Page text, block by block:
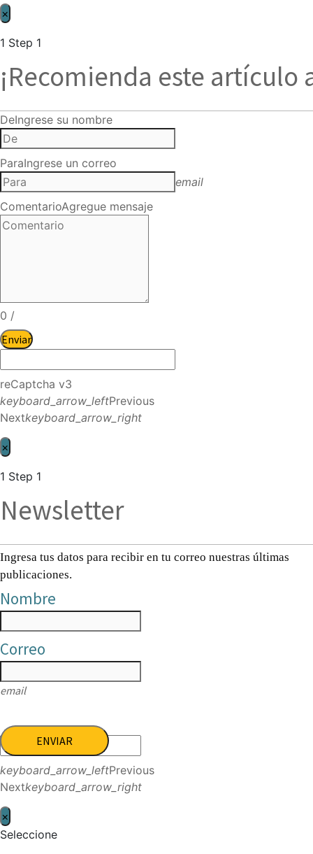
×
1 Step 1
¡Recomienda este artículo
DeIngrese su nombre
ParaIngrese un correo
email
ComentarioAgregue mensaje
0 /
Enviar
reCaptcha v3
keyboard_arrow_leftPrevious
Nextkeyboard_arrow_right
×
1 Step 1
Newsletter
Ingresa tus datos para recibir en tu correo nuestras últimas
publicaciones.
Nombre
Correo
email
ENVIAR
keyboard_arrow_leftPrevious
Nextkeyboard_arrow_right
×
Seleccione